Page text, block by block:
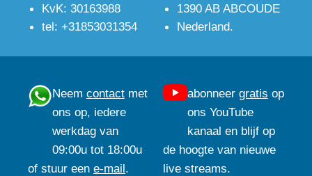
KvK: 30163988
tel: +31853031354
1390 AB ABCOUDE
Nederland.
Neem contactmet
ons op, iedere
werkdag van
09:00u tot 18:00u
of stuur een e-mail.
abonneer gratis op
ons YouTube
kanaal en blijf op
de hoogte van nieuwe
live streams.